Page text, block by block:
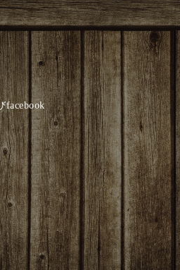
facebook